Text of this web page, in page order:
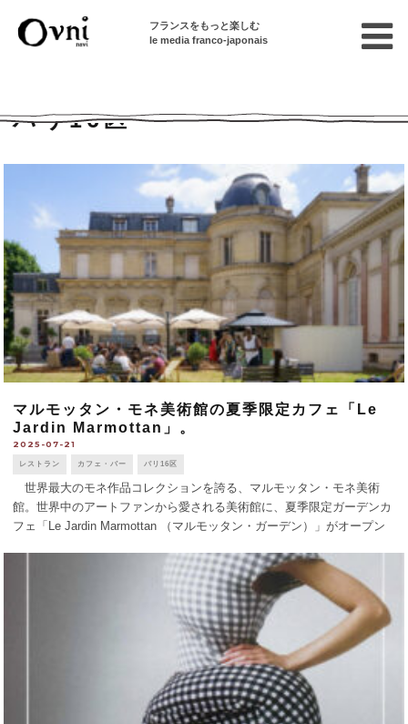
フランスをもっと楽しむ
le media franco-japonais
パリ16区
マルモッタン・モネ美術館の夏季限定カフェ「Le
Jardin Marmottan」。
2025-07-21
レストラン カフェ・バー パリ16区
世界最大のモネ作品コレクションを誇る、マルモッタン・モネ美術
館。世界中のアートファンから愛される美術館に、夏季限定ガーデンカ
フェ「Le Jardin Marmottan （マルモッタン・ガーデン）」がオープン